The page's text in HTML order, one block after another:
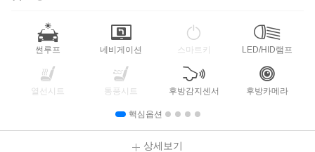
썬루프 네비게이션 스마트키 LED/HID램프
열선시트 통풍시트 후방감지센서 후방카메라
핵심옵션
상세보기